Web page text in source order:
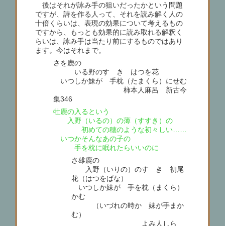
後はそれが詠み手の狙いだったかという問題
ですが、詩を作る人って、それを読み解く人の
十倍くらいは、表現の効果について考えるもの
ですから、もっとも効果的に読み取れる解釈く
らいは、詠み手は当たり前にするものではあり
ます。今はそれまで。
さを鹿の
いる野のすゝき はつを花
いつしか妹が 手枕（たまくら）にせむ
柿本人麻呂 新古今
集346
牡鹿の入るという
入野（いるの）の薄（すすき）の
初めての穂のような初々しい……
いつかそんなあの子の
手を枕に眠れたらいいのに
さ雄鹿の
入野（いりの）のすゝき 初尾
花（はつをばな）
いつしか妹が 手を枕（まくら）
かむ
（いづれの時か 妹が手まか
む）
よみ人しら